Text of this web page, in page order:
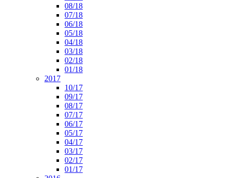
08/18
07/18
06/18
05/18
04/18
03/18
02/18
01/18
2017
10/17
09/17
08/17
07/17
06/17
05/17
04/17
03/17
02/17
01/17